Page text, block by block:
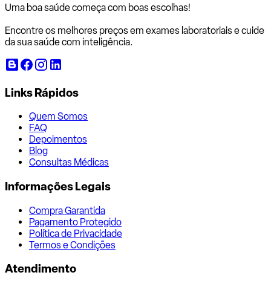
Uma boa saúde começa com boas escolhas!
Encontre os melhores preços em exames laboratoriais e cuide
da sua saúde com inteligência.
Links Rápidos
Quem Somos
FAQ
Depoimentos
Blog
Consultas Médicas
Informações Legais
Compra Garantida
Pagamento Protegido
Política de Privacidade
Termos e Condições
Atendimento